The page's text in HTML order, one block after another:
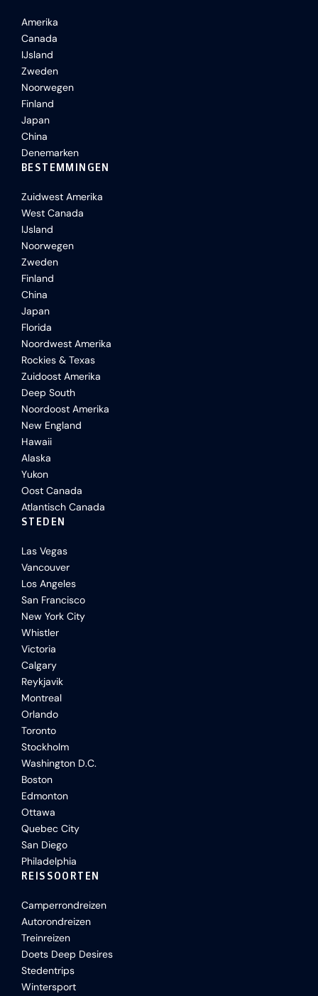
Amerika
Canada
IJsland
Zweden
Noorwegen
Finland
Japan
China
Denemarken
BESTEMMINGEN
Zuidwest Amerika
West Canada
IJsland
Noorwegen
Zweden
Finland
China
Japan
Florida
Noordwest Amerika
Rockies & Texas
Zuidoost Amerika
Deep South
Noordoost Amerika
New England
Hawaii
Alaska
Yukon
Oost Canada
Atlantisch Canada
STEDEN
Las Vegas
Vancouver
Los Angeles
San Francisco
New York City
Whistler
Victoria
Calgary
Reykjavik
Montreal
Orlando
Toronto
Stockholm
Washington D.C.
Boston
Edmonton
Ottawa
Quebec City
San Diego
Philadelphia
REISSOORTEN
Camperrondreizen
Autorondreizen
Treinreizen
Doets Deep Desires
Stedentrips
Wintersport